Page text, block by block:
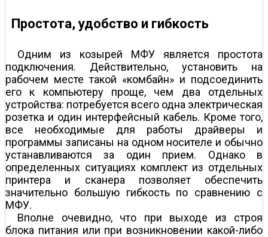
Простота, удобство и гибкость
Одним из козырей МФУ является простота
подключения. Действительно, установить на
рабочем месте такой «комбайн» и подсоединить
его к компьютеру проще, чем два отдельных
устройства: потребуется всего одна электрическая
розетка и один интерфейсный кабель. Кроме того,
все необходимые для работы драйверы и
программы записаны на одном носителе и обычно
устанавливаются за один прием. Однако в
определенных ситуациях комплект из отдельных
принтера и сканера позволяет обеспечить
значительно большую гибкость по сравнению с
МФУ.
Вполне очевидно, что при выходе из строя
блока питания или при возникновении какой-либо